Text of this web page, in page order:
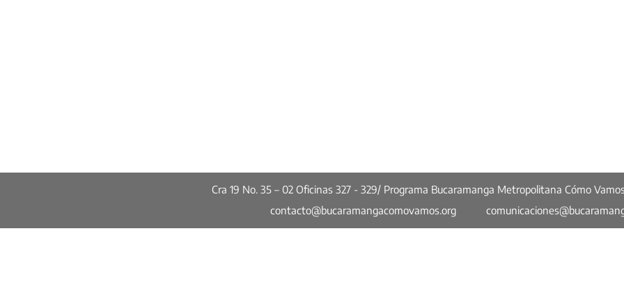
Cra 19 No. 35 – 02 Oficinas 327 - 329/ Programa Bucaramanga Metropolitana Cómo
contacto@bucaramangacomovamos.org